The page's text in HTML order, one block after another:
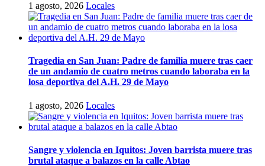
1 agosto, 2026 Locales
Tragedia en San Juan: Padre de familia muere tras caer
de un andamio de cuatro metros cuando laboraba en la
losa deportiva del A.H. 29 de Mayo
1 agosto, 2026 Locales
Sangre y violencia en Iquitos: Joven barrista muere tras
brutal ataque a balazos en la calle Abtao